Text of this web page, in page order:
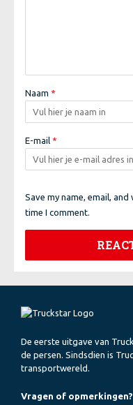
Naam *
E-mail *
Save my name, email,
time I comment.
De eerste uitgave van
de persen. Sindsdien is
transportwereld.
Vragen of opmerkingen?